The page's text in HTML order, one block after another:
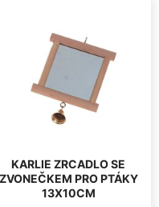
KARLIE ZRCADLO SE
ZVONEČKEM PRO PTÁKY
13X10CM